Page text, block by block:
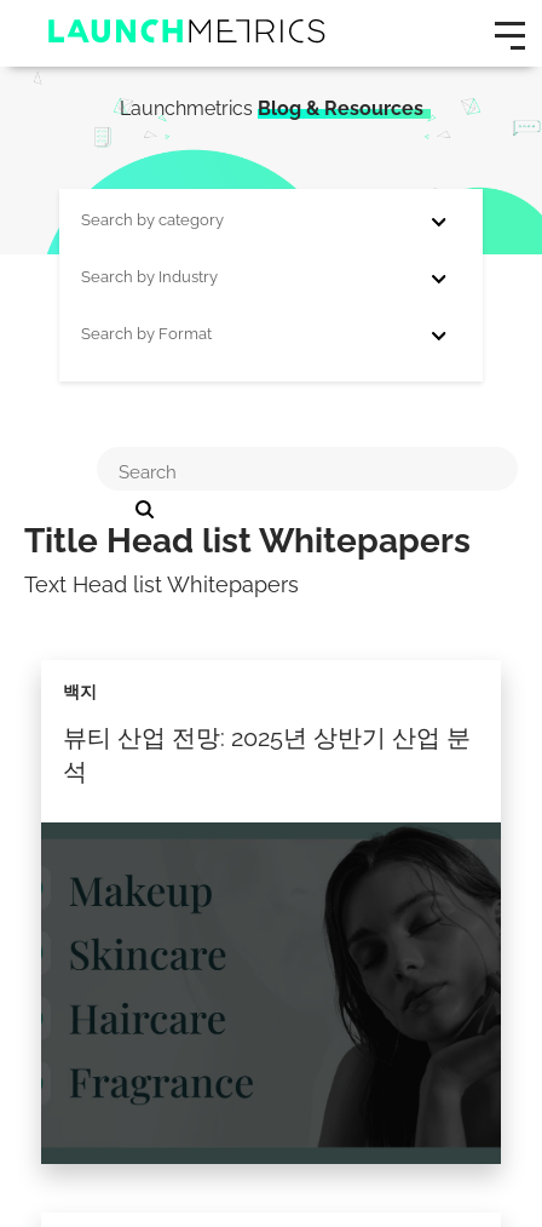
Launchmetrics Blog & Resources
Search by category
Search by Industry
Search by Format
Title Head list Whitepapers
Text Head list Whitepapers
뷰티 산업 전망: 2025년 상반기 산업 분
석
백지